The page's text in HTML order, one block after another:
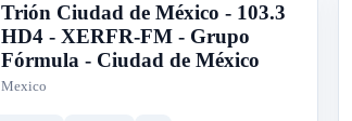
Trión Ciudad de México - 103.3
HD4 - XERFR-FM - Grupo
Fórmula - Ciudad de México
Mexico